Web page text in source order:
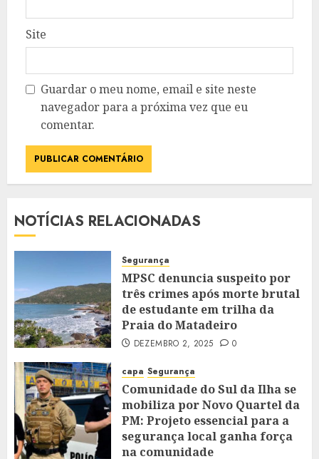
Site
Guardar o meu nome, email e site neste
navegador para a próxima vez que eu
comentar.
NOTÍCIAS RELACIONADAS
Segurança
MPSC denuncia suspeito por
três crimes após morte brutal
de estudante em trilha da
Praia do Matadeiro
DEZEMBRO 2, 2025 0
capa Segurança
Comunidade do Sul da Ilha se
mobiliza por Novo Quartel da
PM: Projeto essencial para a
segurança local ganha força
na comunidade